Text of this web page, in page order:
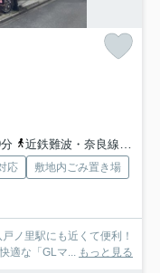
近鉄難波・奈良線「河内小阪」駅 徒歩17分
応
敷地内ごみ置き場
ノ里駅にも近くて便利！
適な「GLマ... もっと見る